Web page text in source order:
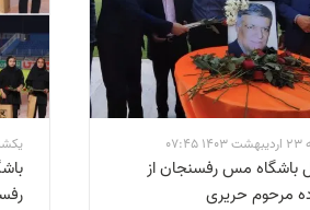
باشگاه مس رفسنجان از
مرحوم حریری
یکشنبه 23